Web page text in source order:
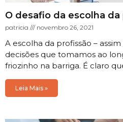
O desafio da escolha
patricia novembro 26, 2021
A escolha da profissão –
decisões que tomamos ao
friozinho na barriga. É claro
Leia Mais »